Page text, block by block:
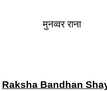
मुनव्वर राना
Raksha Bandhan